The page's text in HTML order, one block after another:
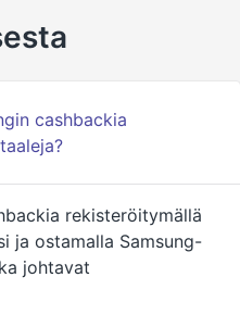
cashbackia
rekisteröitymällä
ja ostamalla Samsung-
johtavat